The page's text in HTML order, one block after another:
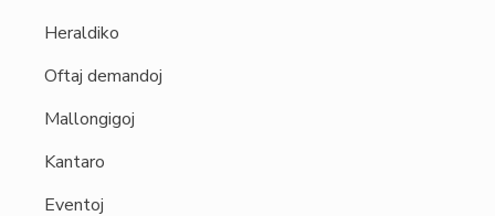
Heraldiko
Oftaj demandoj
Mallongigoj
Kantaro
Eventoj